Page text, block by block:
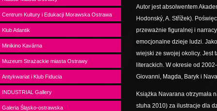
Centrum Kultury i Edukacji Morawska Ostrawa
Klub Atlantik
Minikino Kavárna
Muzeum Strażackie miasta Ostrawy
Antykwariat i Klub Fiducia
INDUSTRIAL Gallery
Galeria Śląsko-ostrawska
Autor jest absolwentem
Hodonský, A. Střížek).
przeważnie figuralnej i
emocjonalne dzieje ludzi.
wiejski ze swojej okolicy. Jest
literackich. W okresie od
Giovanni, Magda, Baryk i
Książka Navarana otrzymała
stuha 2010) za ilustracje dla